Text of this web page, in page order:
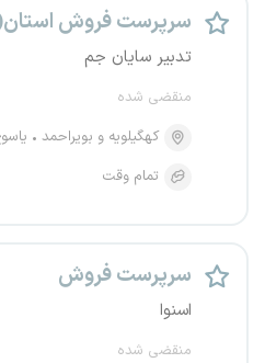
سرپرست فروش
تدبیر سایان جم
منقضی شده
کهگیلویه و بویراحمد
تمام وقت
سرپرست فروش
اسنوا
منقضی شده